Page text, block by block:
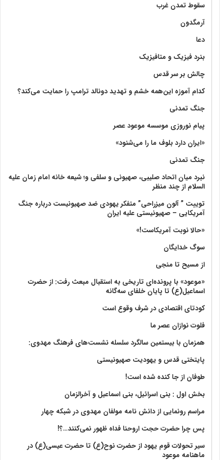
سقوط تمدن غرب
آرمگدون
دعا
بنرد فیزیک و متافیزیک
چالش بر سر قدس
کدام آموزه این‌همه خشم و تهدید دونالد ترامپ را حمایت می‌کند؟
جنگ تمدنی
پیام نوروزی موسسه موعود عصر
«ایران دارد بلوف ما را می‌شنود»
جنگ تمدنی
نبرد میان اتحاد صلیبی، صهیونی و سلفی و؛ شیعه خانه امام زمان علیه
السلام از چند منظر
توییت ” آلون میزراحی” متفکر یهودی ضد صهیونیست درباره جنگ
آمریکایی – صهیونیستی علیه ایران
«حالا نوبت آمریکاست!»
سوگ خدایگان
از مسیح تا منجی
«موعود» با پرونده‌ای تاریخی به استقبال مبعث رفت: از حضرت
اسماعیل(ع) تا پایان خلفای سه‌گانه
کودتای اقتصادی در شرف وقوع است
فلوت نوازان عصر ما
همزمان با بیستمین سالگرد سلسله نشست‌های فرهنگ مهدوی:‌
پایتختی قدس و یهودیت صهیونیستی
طوفان از جا کنده شده است!
بخش اول : بنی اسرائیل، بنی اسماعیل و آخرالزمان
مراسم رونمایی از دانش نامه مولفان مهدوی در شبکه چهار
پس چرا حضرت حجت اروحنا فداه ظهور نمی‌کنند…؟!
سیر تحولات قوم یهود از حضرت نوح(ع) تا حضرت عیسی(ع) در
ماهنامه موعود